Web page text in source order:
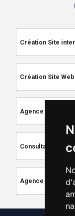
Création Site
Création Site
Agence de
Consultant SEO
Agence de